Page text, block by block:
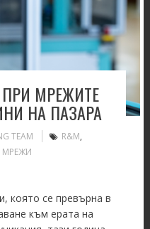
ПРИ МРЕЖИТЕ
НА ПАЗАРА
TEAM R&M,
МРЕЖИ
която се превърна в
към ерата на